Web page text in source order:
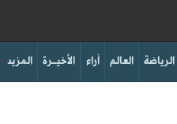
المزيد الأخيــرة آراء العالم الرياضة